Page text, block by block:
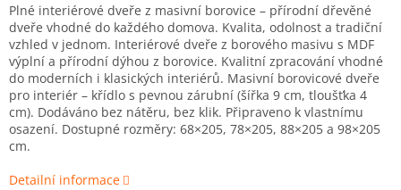
Plné interiérové dveře z masivní borovice – přírodní dřevěné
dveře vhodné do každého domova. Kvalita, odolnost a tradiční
vzhled v jednom. Interiérové dveře z borového masivu s MDF
výplní a přírodní dýhou z borovice. Kvalitní zpracování vhodné
do moderních i klasických interiérů. Masivní borovicové dveře
pro interiér – křídlo s pevnou zárubní (šířka 9 cm, tloušťka 4
cm). Dodáváno bez nátěru, bez klik. Připraveno k vlastnímu
osazení. Dostupné rozměry: 68×205, 78×205, 88×205 a 98×205
cm.
Detailní informace